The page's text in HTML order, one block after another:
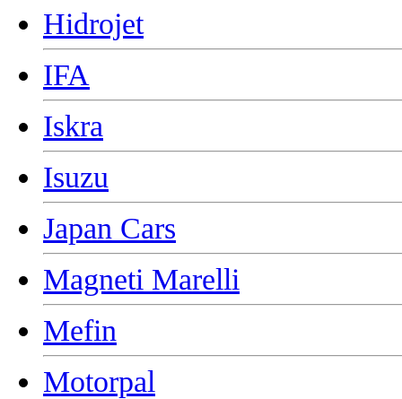
Hidrojet
IFA
Iskra
Isuzu
Japan Cars
Magneti Marelli
Mefin
Motorpal